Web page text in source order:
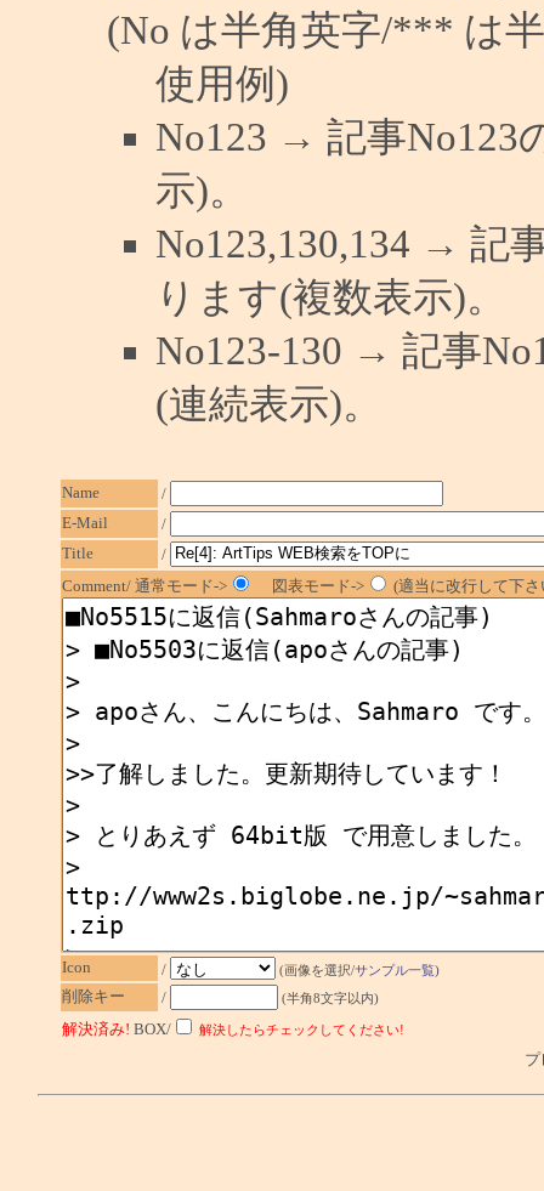
(No は半角英字/*** は
使用例)
No123 → 記事No123
示)。
No123,130,134 → 記
ります(複数表示)。
No123-130 → 記事
(連続表示)。
Name
/
E-Mail
/
Title
/
Comment/ 通常モード->
図表モード-> (適当に改行して下
Icon / (画像を選択/サンプル一覧)
削除キー / (半角8文字以内)
解決済み! BOX/ 解決したらチェックしてください!
プ